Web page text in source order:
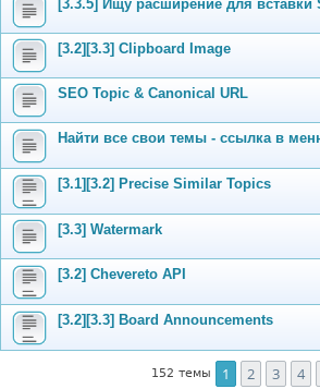
[3.3.5] Ищу расширение для вставки
[3.2][3.3] Clipboard Image
SEO Topic & Canonical URL
Найти все свои темы - ссылка в
[3.1][3.2] Precise Similar Topics
[3.3] Watermark
[3.2] Chevereto API
[3.2][3.3] Board Announcements
152 темы 1 2 3 4